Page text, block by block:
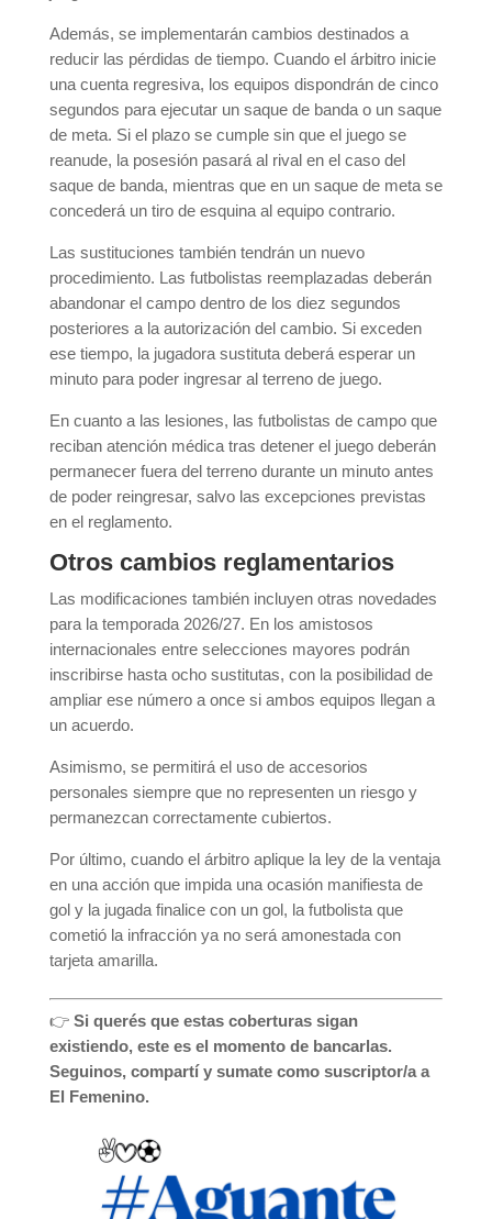
Además, se implementarán cambios destinados a
reducir las pérdidas de tiempo. Cuando el árbitro inicie
una cuenta regresiva, los equipos dispondrán de cinco
segundos para ejecutar un saque de banda o un saque
de meta. Si el plazo se cumple sin que el juego se
reanude, la posesión pasará al rival en el caso del
saque de banda, mientras que en un saque de meta se
concederá un tiro de esquina al equipo contrario.
Las sustituciones también tendrán un nuevo
procedimiento. Las futbolistas reemplazadas deberán
abandonar el campo dentro de los diez segundos
posteriores a la autorización del cambio. Si exceden
ese tiempo, la jugadora sustituta deberá esperar un
minuto para poder ingresar al terreno de juego.
En cuanto a las lesiones, las futbolistas de campo que
reciban atención médica tras detener el juego deberán
permanecer fuera del terreno durante un minuto antes
de poder reingresar, salvo las excepciones previstas
en el reglamento.
Otros cambios reglamentarios
Las modificaciones también incluyen otras novedades
para la temporada 2026/27. En los amistosos
internacionales entre selecciones mayores podrán
inscribirse hasta ocho sustitutas, con la posibilidad de
ampliar ese número a once si ambos equipos llegan a
un acuerdo.
Asimismo, se permitirá el uso de accesorios
personales siempre que no representen un riesgo y
permanezcan correctamente cubiertos.
Por último, cuando el árbitro aplique la ley de la ventaja
en una acción que impida una ocasión manifiesta de
gol y la jugada finalice con un gol, la futbolista que
cometió la infracción ya no será amonestada con
tarjeta amarilla.
👉 Si querés que estas coberturas sigan
existiendo, este es el momento de bancarlas.
Seguinos, compartí y sumate como suscriptor/a a
El Femenino.